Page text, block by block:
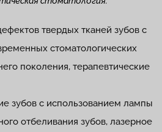
твердых тканей зубов с
стоматологических
поколения, терапевтические
зубов с использованием лампы
отбеливания зубов, лазерное